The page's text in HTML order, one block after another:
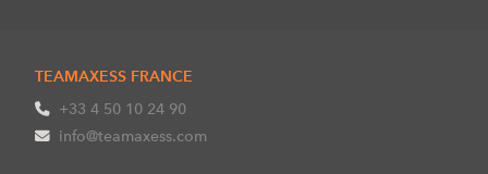
TEAMAXESS FRANCE
+33 4 50 10 24 90
info@teamaxess.com